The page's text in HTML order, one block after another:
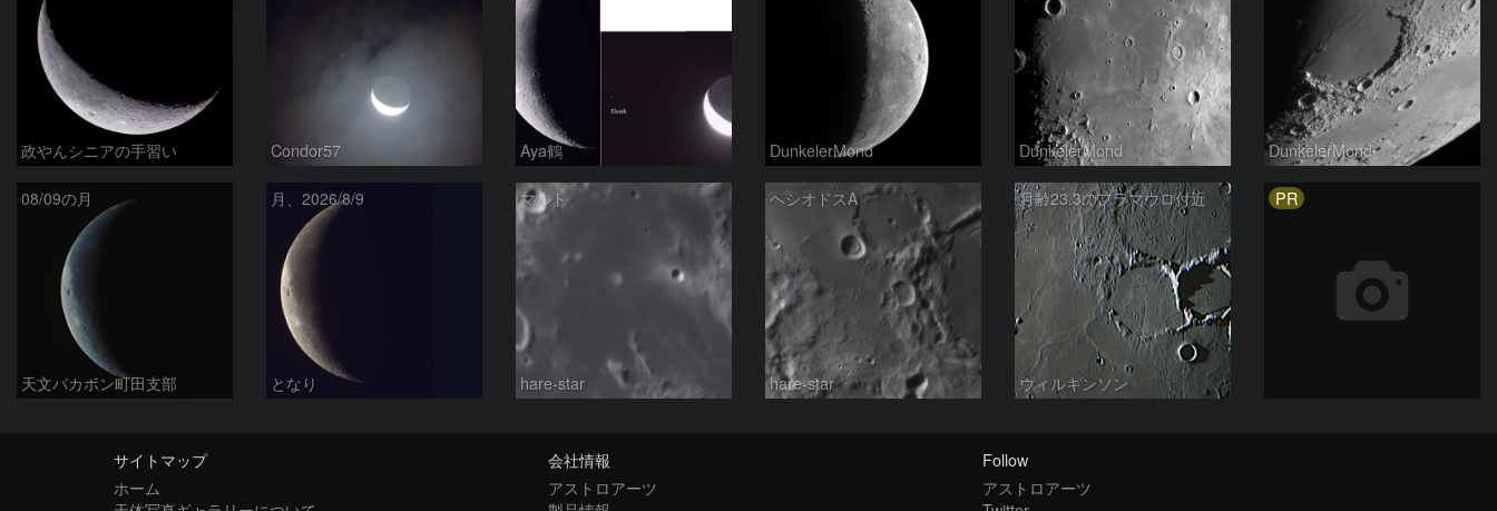
政やんシニアの手習い Condor57 Aya鶴 DunkelerMond DunkelerMond DunkelerMond
08/09の月
天文バカボン町田支部
月、2026/8/9
となり
マルト
hare-star
ヘシオドスA
hare-star
月齢23.3のフラマウロ付近
ウィルキンソン
PR
サイトマップ
ホーム
会社情報
アストロアーツ
Follow
アストロアーツ